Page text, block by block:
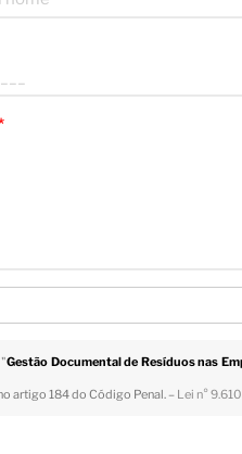
"Gestão Documental de Resíduos nas
artigo 184 do Código Penal. – Lei n°